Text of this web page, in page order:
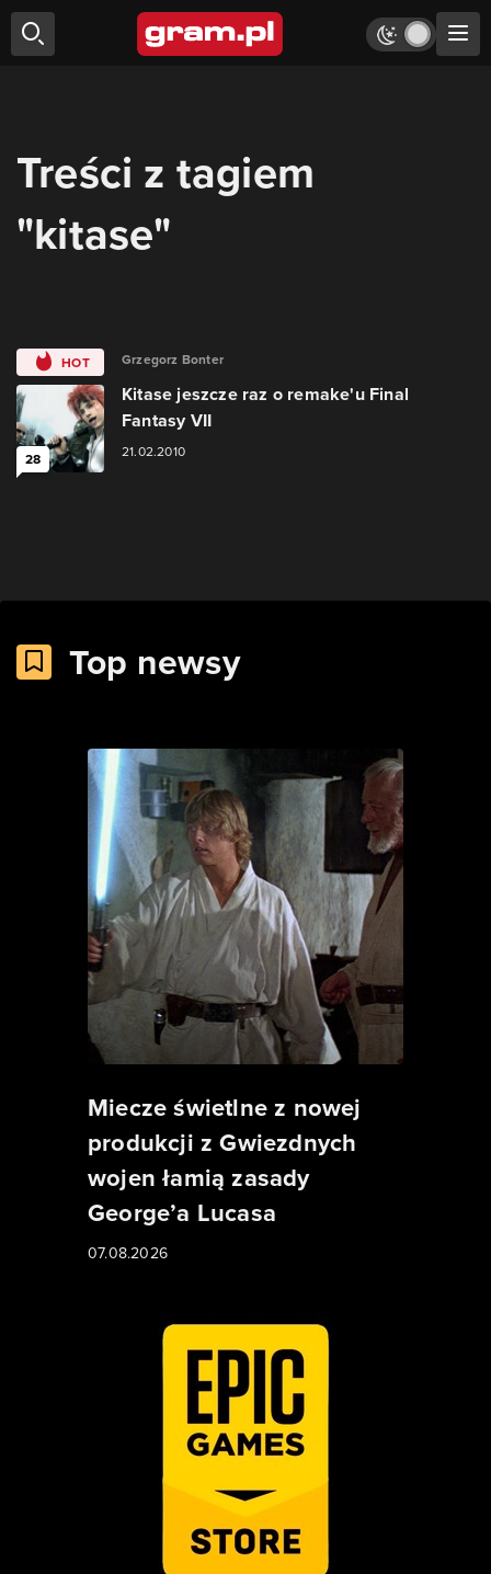
Treści z tagiem
"kitase"
HOT
28
Grzegorz Bonter
Kitase jeszcze raz o remake'u Final
Fantasy VII
21.02.2010
Top newsy
Miecze świetlne z nowej
produkcji z Gwiezdnych
wojen łamią zasady
George’a Lucasa
07.08.2026